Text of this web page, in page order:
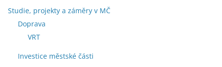
Studie, projekty a záměry v MČ
Doprava
VRT
Investice městské části